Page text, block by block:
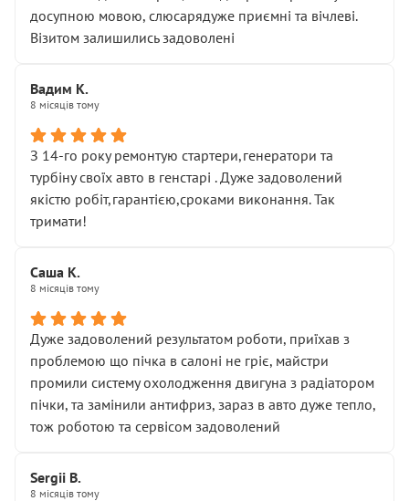
досупною мовою, слюсарядуже приємні та вічлеві.
Візитом залишились задоволені
Вадим К.
8 місяців тому
З 14-го року ремонтую стартери,генератори та
турбіну своїх авто в генстарі . Дуже задоволений
якістю робіт,гарантією,сроками виконання. Так
тримати!
Саша К.
8 місяців тому
Дуже задоволений результатом роботи, приїхав з
проблемою що пічка в салоні не гріє, майстри
промили систему охолодження двигуна з радіатором
пічки, та замінили антифриз, зараз в авто дуже тепло,
тож роботою та сервісом задоволений
Sergii B.
8 місяців тому